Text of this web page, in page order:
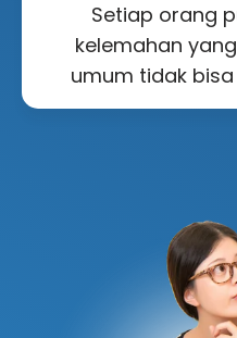
Setiap orang
kelemahan
umum tidak